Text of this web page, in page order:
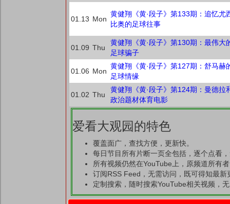
01.13 Mon
黄健翔《黄·段子》第133期：追忆尤
比奥的足球往事
01.09 Thu
黄健翔《黄·段子》第130期：最伟大
足球骗子
01.06 Mon
黄健翔《黄·段子》第127期：舒马赫
足球情缘
01.02 Thu
黄健翔《黄·段子》第124期：曼德拉
政治题材体育电影
爱看大观园的特色
覆盖面广，查找方便，更新快。
每日节目所有片断一页全包括，逐个点看
所有视频仍然在YouTube上，原频道所有
订阅RSS Feed，无需访问，既可得知最新
定制搜索，随时搜索YouTube相关视频，